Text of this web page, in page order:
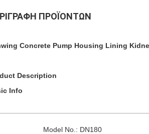
ΠΡΟΪΌΝΤΩΝ
Concrete Pump Housing Lining
Description
Info
Model No.: DN180